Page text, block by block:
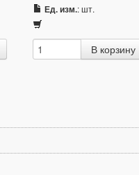
Ед. изм.: шт.